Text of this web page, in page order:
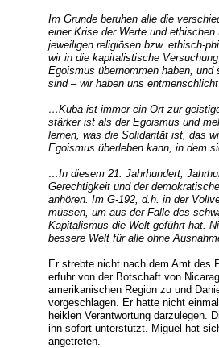
Im Grunde beruhen alle die
einer Krise der Werte und
jeweiligen religiösen bzw. ethisch-
wir in die kapitalistische
Egoismus übernommen haben,
sind – wir haben uns
…Kuba ist immer ein Ort zur
stärker ist als der Egoismus und
lernen, was die Solidarität ist, das
Egoismus überleben kann, in dem
…In diesem 21. Jahrhundert,
Gerechtigkeit und der
anhören. Im G-192, d.h. in der
müssen, um aus der Falle des
Kapitalismus die Welt geführt hat.
bessere Welt für alle ohne
Er strebte nicht nach dem Amt des
erfuhr von der Botschaft von
amerikanischen Region zu und
vorgeschlagen. Er hatte nicht
heiklen Verantwortung darzulegen.
ihn sofort unterstützt. Miguel hat
angetreten.